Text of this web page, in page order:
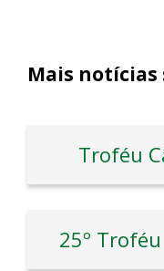
Mais notícias
Troféu
25º